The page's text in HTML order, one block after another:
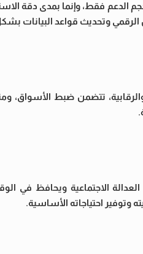
الدعم فقط، وإنما بمدى دقة
وتحديث قواعد البيانات
تتضمن ضبط الأسواق،
الاجتماعية ويحافظ في
وتوفير احتياجاته الأساسية.